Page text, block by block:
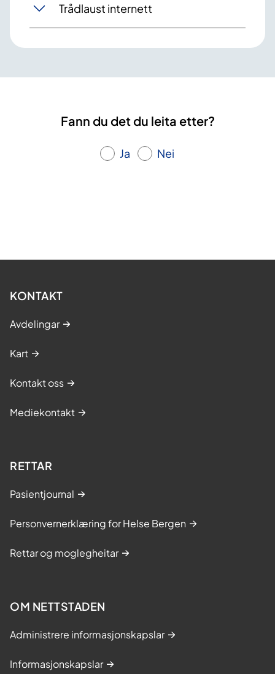
Trådlaust internett
Fann du det du leita etter?
Ja Nei
KONTAKT
Avdelingar
Kart
Kontakt oss
Mediekontakt
RETTAR
Pasientjournal
Personvernerklæring for Helse Bergen
Rettar og moglegheitar
OM NETTSTADEN
Administrere informasjonskapslar
Informasjonskapslar